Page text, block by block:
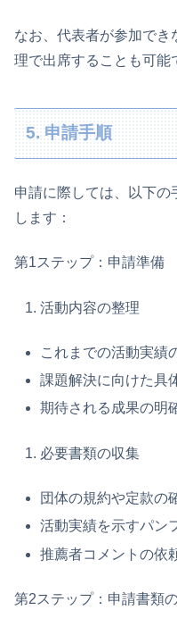
なお、代表者が参加で
理で出席することも可能
5. 申請手順
申請に際しては、以下の
します：
第1ステップ：申請準備
活動内容の整理
これまでの活動実績
課題解決に向けた具
期待される成果の明
必要書類の収集
団体の規約や定款の
活動実績を示すパン
推薦者コメントの依
第2ステップ：申請書類